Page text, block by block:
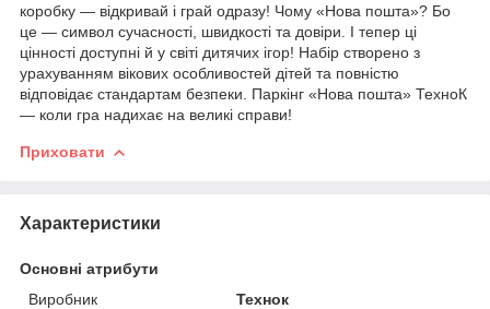
коробку — відкривай і грай одразу! Чому «Нова пошта»? Бо
це — символ сучасності, швидкості та довіри. І тепер ці
цінності доступні й у світі дитячих ігор! Набір створено з
урахуванням вікових особливостей дітей та повністю
відповідає стандартам безпеки. Паркінг «Нова пошта» ТехноК
— коли гра надихає на великі справи!
Приховати
Характеристики
Основні атрибути
Виробник
Технок